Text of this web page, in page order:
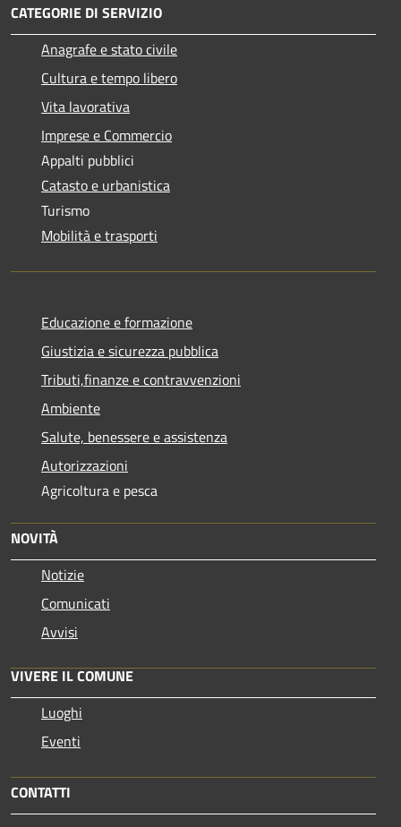
CATEGORIE DI SERVIZIO
Anagrafe e stato civile
Cultura e tempo libero
Vita lavorativa
Imprese e Commercio
Appalti pubblici
Catasto e urbanistica
Turismo
Mobilità e trasporti
Educazione e formazione
Giustizia e sicurezza pubblica
Tributi,finanze e contravvenzioni
Ambiente
Salute, benessere e assistenza
Autorizzazioni
Agricoltura e pesca
NOVITÀ
Notizie
Comunicati
Avvisi
VIVERE IL COMUNE
Luoghi
Eventi
CONTATTI